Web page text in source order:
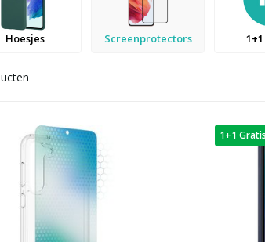
Hoesjes Screenprotectors
1+1 Gratis